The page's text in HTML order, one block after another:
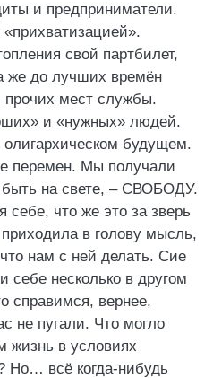
и предприниматели.
свой партбилет,
же до лучших времён
прочих мест службы.
и «нужных» людей.
будущем.
перемен. Мы получали
быть на свете, – СВОБОДУ.
что же это за зверь
в голову мысль,
нам с ней делать. Сие
себе несколько в другом
справимся, вернее,
не пугали. Что могло
жизнь в условиях
Но… всё когда-нибудь